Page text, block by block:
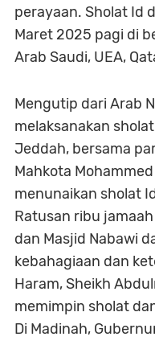
perayaan. Sholat Id
Maret 2025 pagi di
Arab Saudi, UEA,
Mengutip dari Arab
melaksanakan
Jeddah, bersama
Mahkota
menunaikan sholat
Ratusan ribu
dan Masjid Nabawi
kebahagiaan dan
Haram, Sheikh
memimpin sholat
Di Madinah,